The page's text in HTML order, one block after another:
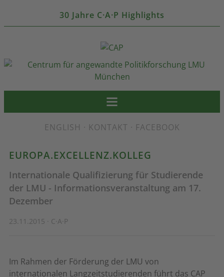
30 Jahre C·A·P Highlights
ENGLISH · KONTAKT · FACEBOOK
EUROPA.EXCELLENZ.KOLLEG
Internationale Qualifizierung für Studierende
der LMU - Informationsveranstaltung am 17.
Dezember
23.11.2015 · C·A·P
Im Rahmen der Förderung der LMU von
internationalen Langzeitstudierenden führt das CAP